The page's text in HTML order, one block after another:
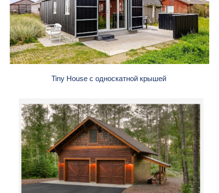
Tiny House с односкатной крышей